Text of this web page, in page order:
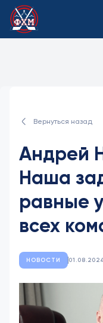
Вернуться назад
Андрей
Наша
равные
всех
НОВОСТИ 01.08.2024